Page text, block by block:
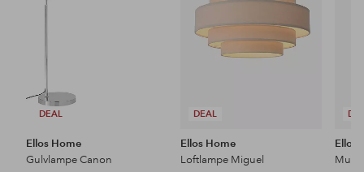
DEAL
Ellos Home
Gulvlampe Canon
DEAL
Ellos Home
Loftlampe Miguel
Ellos